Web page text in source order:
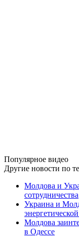
Популярное видео
Другие новости по
Молдова и
сотрудничества
Украина и
Молдова
в Одессе